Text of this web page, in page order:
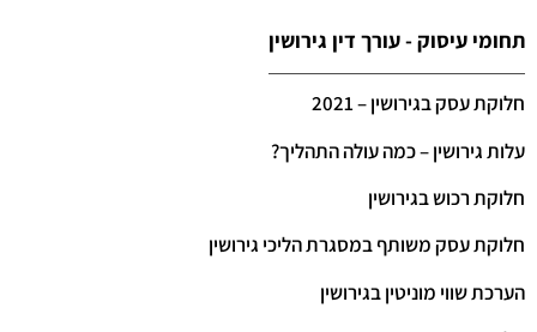
תחומי עיסוק - עורך דין גירושין
חלוקת עסק בגירושין – 2021
עלות גירושין – כמה עולה התהליך?
חלוקת רכוש בגירושין
חלוקת עסק משותף במסגרת הליכי גירושין
הערכת שווי מוניטין בגירושין